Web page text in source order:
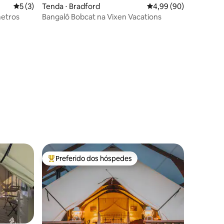
5 de uma avaliação média de 5, 3 avaliações
5 (3)
6 metros
Tenda ⋅ Bradford 4,99 de uma
4,99 (90)
Bangalô Bobcat na Vixen Vacations
Entre os melhores preferidos dos hóspedes
Preferido dos hóspedes